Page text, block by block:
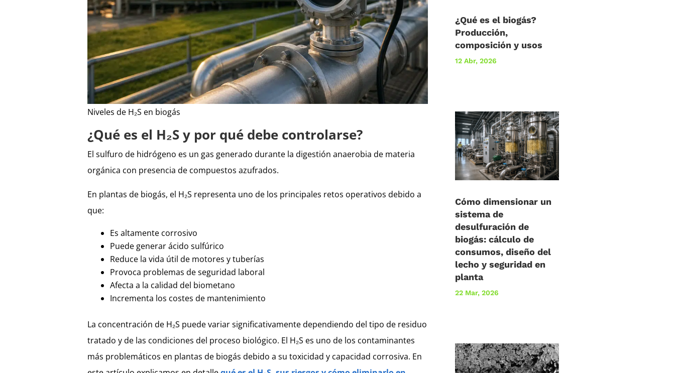
Niveles de H₂S en biogás
¿Qué es el H₂S y por qué debe controlarse?
El sulfuro de hidrógeno es un gas generado durante la digestión anaerobia de materia
orgánica con presencia de compuestos azufrados.
En plantas de biogás, el H₂S representa uno de los principales retos operativos debido a
que:
Es altamente corrosivo
Puede generar ácido sulfúrico
Reduce la vida útil de motores y tuberías
Provoca problemas de seguridad laboral
Afecta a la calidad del biometano
Incrementa los costes de mantenimiento
La concentración de H₂S puede variar significativamente dependiendo del tipo de residuo
tratado y de las condiciones del proceso biológico. El H₂S es uno de los contaminantes
más problemáticos en plantas de biogás debido a su toxicidad y capacidad corrosiva. En
¿Qué es el biogás?
Producción,
composición y usos
12 Abr, 2026
Cómo dimensionar un
sistema de
desulfuración de
biogás: cálculo de
consumos, diseño del
lecho y seguridad en
planta
22 Mar, 2026